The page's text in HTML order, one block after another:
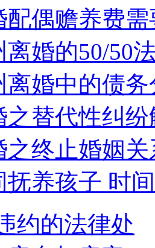
配偶赡养费
离婚的50/50
离婚中的债
之替代性纠
之终止婚姻关
抚养孩子 时